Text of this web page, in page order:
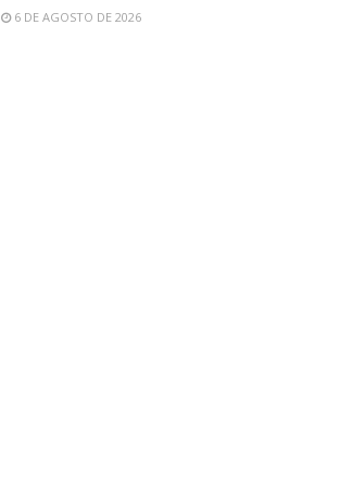
6 DE AGOSTO DE 2026